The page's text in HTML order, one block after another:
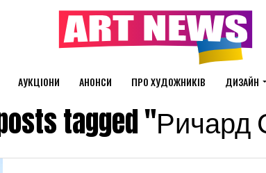
АУКЦІОНИ АНОНСИ ПРО ХУДОЖНИКІВ ДИЗАЙН
tagged